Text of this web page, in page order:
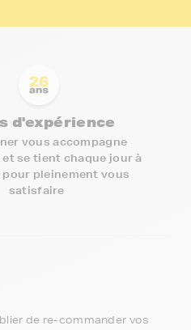
d'expérience
vous accompagne
et se tient chaque jour à
pleinement vous
satisfaire
de re-commander vos
€